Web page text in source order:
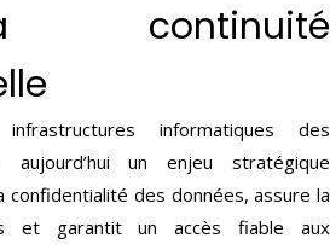
informatiques des
aujourd’hui un enjeu stratégique
confidentialité des données, assure la
et garantit un accès fiable aux